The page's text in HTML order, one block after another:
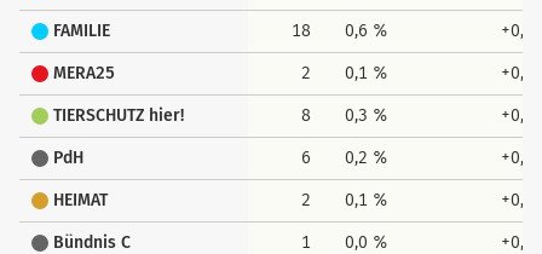
FAMILIE 18 0,6 % +0,3
MERA25 2 0,1 % +0,1
TIERSCHUTZ hier! 8 0,3 % +0,1
PdH 6 0,2 % +0,0
HEIMAT 2 0,1 % +0,1
Bündnis C 1 0,0 % +0,0